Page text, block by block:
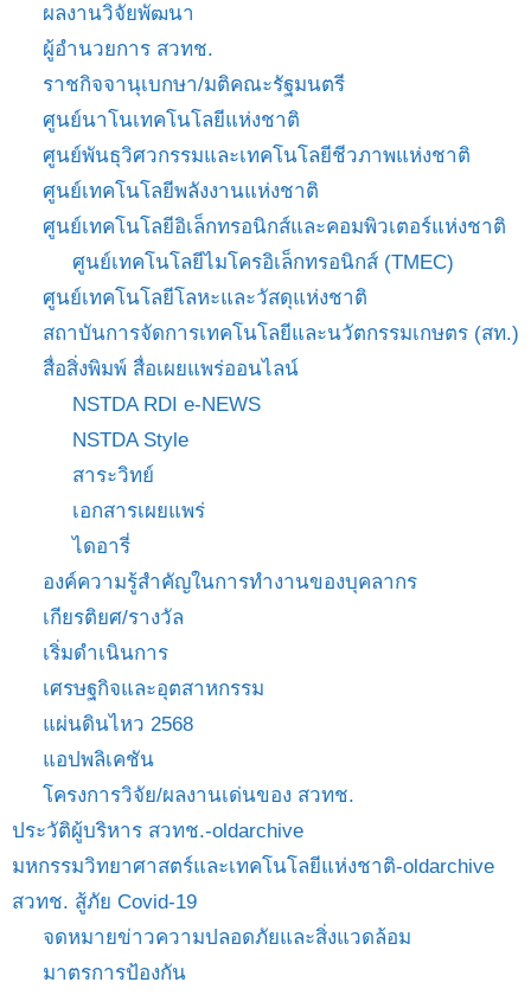
ผลงานวิจัยพัฒนา
ผู้อำนวยการ สวทช.
ราชกิจจานุเบกษา/มติคณะรัฐมนตรี
ศูนย์นาโนเทคโนโลยีแห่งชาติ
ศูนย์พันธุวิศวกรรมและเทคโนโลยีชีวภาพแห่งชาติ
ศูนย์เทคโนโลยีพลังงานแห่งชาติ
ศูนย์เทคโนโลยีอิเล็กทรอนิกส์และคอมพิวเตอร์แห่งชาติ
ศูนย์เทคโนโลยีไมโครอิเล็กทรอนิกส์ (TMEC)
ศูนย์เทคโนโลยีโลหะและวัสดุแห่งชาติ
สถาบันการจัดการเทคโนโลยีและนวัตกรรมเกษตร (สท.)
สื่อสิ่งพิมพ์ สื่อเผยแพร่ออนไลน์
NSTDA RDI e-NEWS
NSTDA Style
สาระวิทย์
เอกสารเผยแพร่
ไดอารี่
องค์ความรู้สำคัญในการทำงานของบุคลากร
เกียรติยศ/รางวัล
เริ่มดำเนินการ
เศรษฐกิจและอุตสาหกรรม
แผ่นดินไหว 2568
แอปพลิเคชัน
โครงการวิจัย/ผลงานเด่นของ สวทช.
ประวัติผู้บริหาร สวทช.-oldarchive
มหกรรมวิทยาศาสตร์และเทคโนโลยีแห่งชาติ-oldarchive
สวทช. สู้ภัย Covid-19
จดหมายข่าวความปลอดภัยและสิ่งแวดล้อม
มาตรการป้องกัน